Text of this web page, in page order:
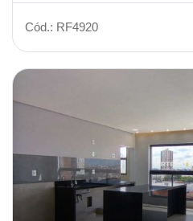
Cód.: RF4920